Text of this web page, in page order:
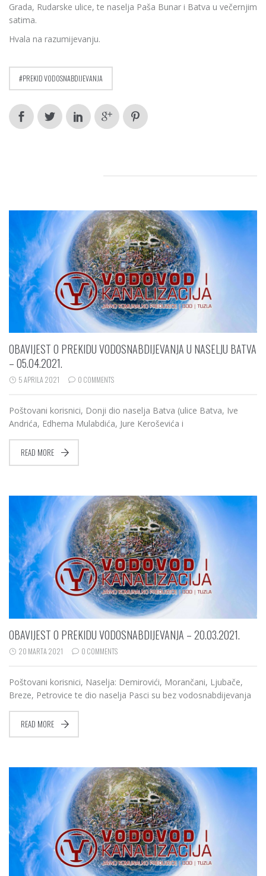
Grada, Rudarske ulice, te naselja Paša Bunar i Batva u večernjim
satima.
Hvala na razumijevanju.
PREKID VODOSNABDIJEVANJA
OBAVIJEST O PREKIDU VODOSNABDIJEVANJA U NASELJU BATVA
– 05.04.2021.
5 APRILA 2021 0 COMMENTS
Poštovani korisnici, Donji dio naselja Batva (ulice Batva, Ive
Andrića, Edhema Mulabdića, Jure Keroševića i
READ MORE
OBAVIJEST O PREKIDU VODOSNABDIJEVANJA – 20.03.2021.
20 MARTA 2021 0 COMMENTS
Poštovani korisnici, Naselja: Demirovići, Morančani, Ljubače,
Breze, Petrovice te dio naselja Pasci su bez vodosnabdijevanja
READ MORE